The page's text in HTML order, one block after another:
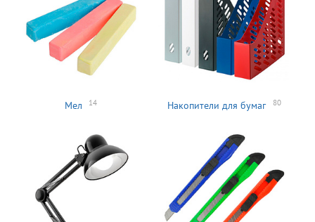
Мел 14 Накопители для бумаг 80